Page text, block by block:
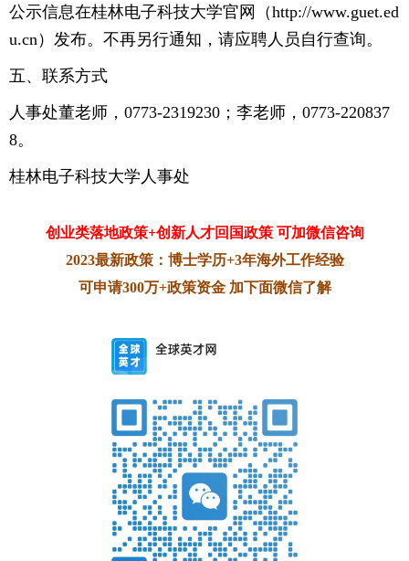
公示信息在桂林电子科技大学官网（http://www.guet.ed
u.cn）发布。不再另行通知，请应聘人员自行查询。
五、联系方式
人事处董老师，0773-2319230；李老师，0773-220837
8。
桂林电子科技大学人事处
创业类落地政策+创新人才回国政策 可加微信咨询
2023最新政策：博士学历+3年海外工作经验
可申请300万+政策资金 加下面微信了解